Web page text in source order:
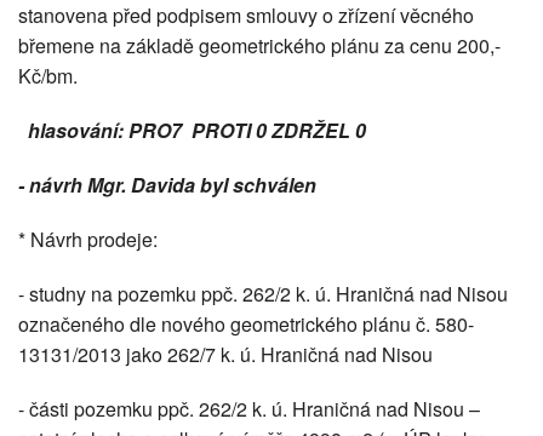
stanovena před podpisem smlouvy o zřízení věcného
břemene na základě geometrického plánu za cenu 200,-
Kč/bm.
hlasování: PRO7 PROTI 0 ZDRŽEL 0
-návrh Mgr. Davida byl schválen
* Návrh prodeje:
- studny na pozemku ppč. 262/2 k. ú. Hraničná nad Nisou
označeného dle nového geometrického plánu č. 580-
13131/2013 jako 262/7 k. ú. Hraničná nad Nisou
- části pozemku ppč. 262/2 k. ú. Hraničná nad Nisou –